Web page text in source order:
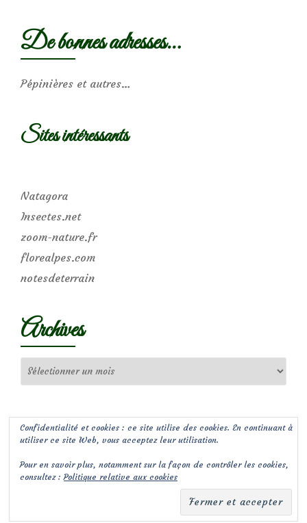
De bonnes adresses…
Pépinières et autres…
Sites intéressants
Natagora
Insectes.net
zoom-nature.fr
florealpes.com
notesdeterrain
Archives
Confidentialité et cookies : ce site utilise des cookies. En continuant à
utiliser ce site Web, vous acceptez leur utilisation.
Pour en savoir plus, notamment sur la façon de contrôler les cookies,
consultez :Politique relative aux cookies